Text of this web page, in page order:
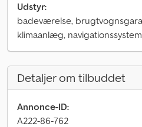
Udstyr:
badeværelse,
klimaanlæg, navigationssystem
Detaljer om tilbuddet
Annonce-ID:
A222-86-762